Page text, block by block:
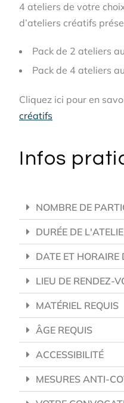
4 ateliers de votre
d’ateliers créatifs
Pack de 2 ateliers
Pack de 4 ateliers
Cliquez ici pour en
créatifs
Infos
NOMBRE DE
DURÉE DE
DATE ET HORAIRE
LIEU DE RENDEZ-
MATÉRIEL REQUIS
ÂGE REQUIS
ACCESSIBILITÉ
MESURES ANTI-